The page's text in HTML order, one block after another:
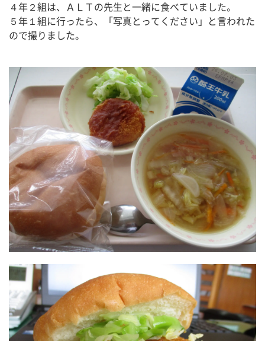
４年２組は、ＡＬＴの先生と一緒に食べていました。
５年１組に行ったら、「写真とってください」と言われた
ので撮りました。